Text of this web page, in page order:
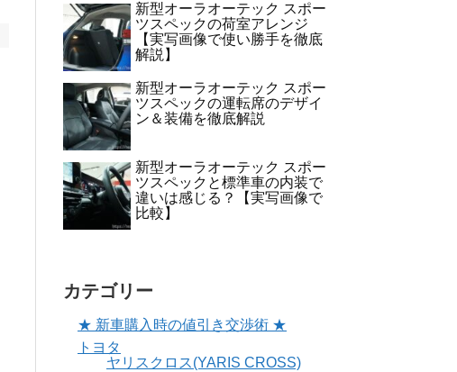
新型オーラオーテック スポー
ツスペックの荷室アレンジ
【実写画像で使い勝手を徹底
解説】
新型オーラオーテック スポー
ツスペックの運転席のデザイ
ン＆装備を徹底解説
新型オーラオーテック スポー
ツスペックと標準車の内装で
違いは感じる？【実写画像で
比較】
カテゴリー
★ 新車購入時の値引き交渉術 ★
トヨタ
ヤリスクロス(YARIS CROSS)